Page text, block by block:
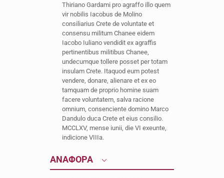
Thiriano Gardami pro agraffo illo quem
vir nobilis Iacobus de Molino
consiliarius Crete de voluntate et
consensu militum Chanee eidem
Iacobo Iuliano vendidit ex agraffis
pertinentibus militibus Chanee,
undecumque tollere posset per totam
insulam Crete. Itaquod eum potest
vendere, donare, alienare et ex eo
tamquam de proprio homine suam
facere voluntatem, salva racione
omnium, consenciente domino Marco
Dandulo duca Crete et eius consilio.
MCCLXV, mense iunii, die VI exeunte,
indicione VIIIa.
ΑΝΑΦΟΡΑ